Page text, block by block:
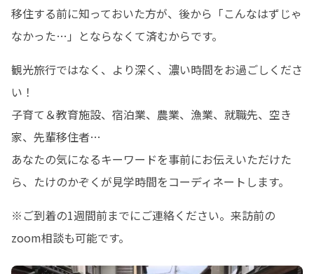
移住する前に知っておいた方が、後から「こんなはずじゃ
なかった…」とならなくて済むからです。
観光旅行ではなく、より深く、濃い時間をお過ごしくださ
い！
子育て＆教育施設、宿泊業、農業、漁業、就職先、空き
家、先輩移住者…
あなたの気になるキーワードを事前にお伝えいただけた
ら、たけのかぞくが見学時間をコーディネートします。
※ご到着の1週間前までにご連絡ください。来訪前の
zoom相談も可能です。